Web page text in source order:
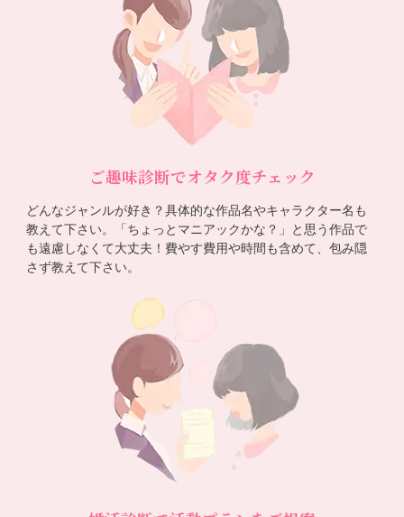
ご趣味診断でオタク度チェック
どんなジャンルが好き？具体的な作品名やキャラクター名も
教えて下さい。「ちょっとマニアックかな？」と思う作品で
も遠慮しなくて大丈夫！費やす費用や時間も含めて、包み隠
さず教えて下さい。